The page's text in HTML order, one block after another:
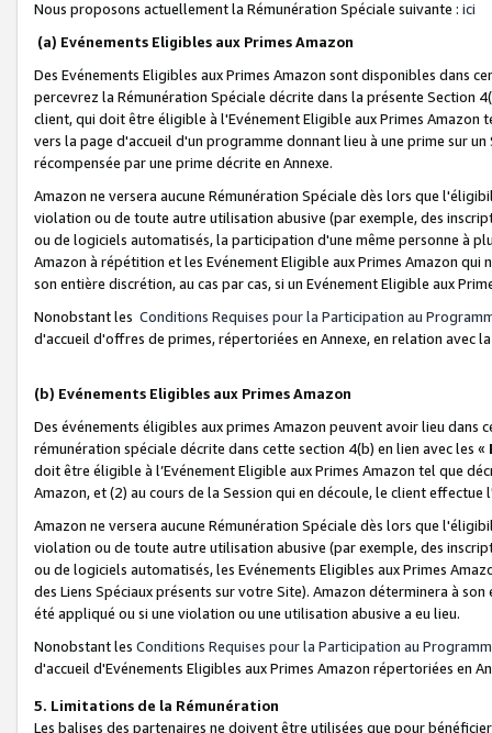
Nous proposons actuellement la Rémunération Spéciale suivante : ici
(a) Evénements Eligibles aux Primes Amazon
Des Evénements Eligibles aux Primes Amazon sont disponibles dans
percevrez la Rémunération Spéciale décrite dans la présente Section
client, qui doit être éligible à l'Evénement Eligible aux Primes Amazon
vers la page d'accueil d'un programme donnant lieu à une prime sur
récompensée par une prime décrite en Annexe.
Amazon ne versera aucune Rémunération Spéciale dès lors que
violation ou de toute autre utilisation abusive (par exemple, des
ou de logiciels automatisés, la participation d'une même personne à
Amazon à répétition et les Evénement Eligible aux Primes Amazon qui
son entière discrétion, au cas par cas, si un Evénement Eligible aux
Nonobstant les Conditions Requises pour la Participation au
d'accueil d'offres de primes, répertoriées en Annexe, en relation avec
(b) Evénements Eligibles aux Primes Amazon
Des événements éligibles aux primes Amazon peuvent avoir lieu dans
rémunération spéciale décrite dans cette section 4(b) en lien avec les «
doit être éligible à l’Evénement Eligible aux Primes Amazon tel que
Amazon, et (2) au cours de la Session qui en découle, le client
Amazon ne versera aucune Rémunération Spéciale dès lors que
violation ou de toute autre utilisation abusive (par exemple, des
ou de logiciels automatisés, les Evénements Eligibles aux Primes
des Liens Spéciaux présents sur votre Site). Amazon déterminera à
été appliqué ou si une violation ou une utilisation abusive a eu lieu.
Nonobstant les Conditions Requises pour la Participation au
d'accueil d'Evénements Eligibles aux Primes Amazon répertoriées en
5. Limitations de la Rémunération
Les balises des partenaires ne doivent être utilisées que pour